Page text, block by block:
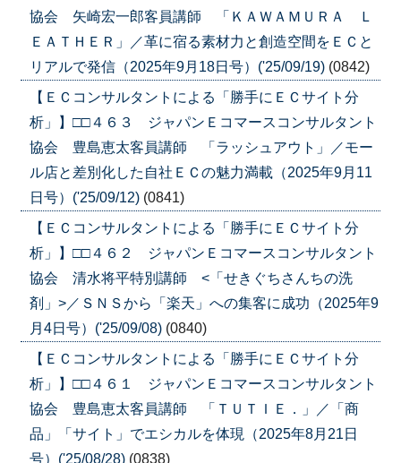
協会 矢崎宏一郎客員講師 「ＫＡＷＡＭＵＲＡ Ｌ
ＥＡＴＨＥＲ」／革に宿る素材力と創造空間をＥＣと
リアルで発信（2025年9月18日号）('25/09/19) (0842)
【ＥＣコンサルタントによる「勝手にＥＣサイト分
析」】□□４６３ ジャパンＥコマースコンサルタント
協会 豊島恵太客員講師 「ラッシュアウト」／モー
ル店と差別化した自社ＥＣの魅力満載（2025年9月11
日号）('25/09/12) (0841)
【ＥＣコンサルタントによる「勝手にＥＣサイト分
析」】□□４６２ ジャパンＥコマースコンサルタント
協会 清水将平特別講師 <「せきぐちさんちの洗
剤」>／ＳＮＳから「楽天」への集客に成功（2025年9
月4日号）('25/09/08) (0840)
【ＥＣコンサルタントによる「勝手にＥＣサイト分
析」】□□４６１ ジャパンＥコマースコンサルタント
協会 豊島恵太客員講師 「ＴＵＴＩＥ．」／「商
品」「サイト」でエシカルを体現（2025年8月21日
号）('25/08/28) (0838)